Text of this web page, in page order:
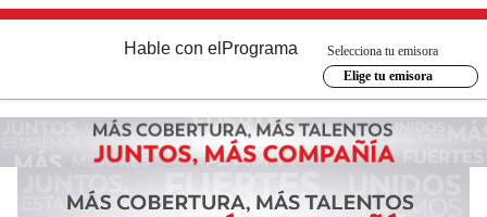
Hable con el Programa
Selecciona tu emisora
Elige tu emisora